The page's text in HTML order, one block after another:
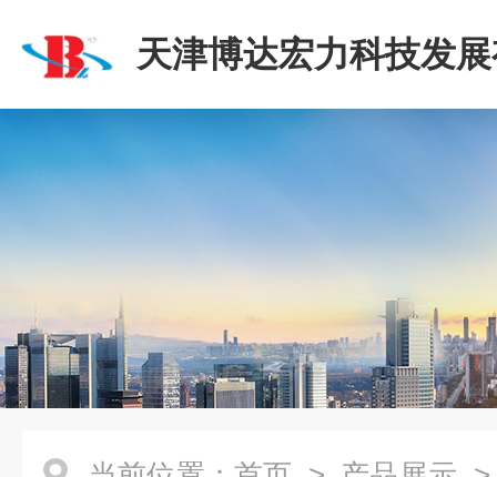
天津博达宏力科技发
司